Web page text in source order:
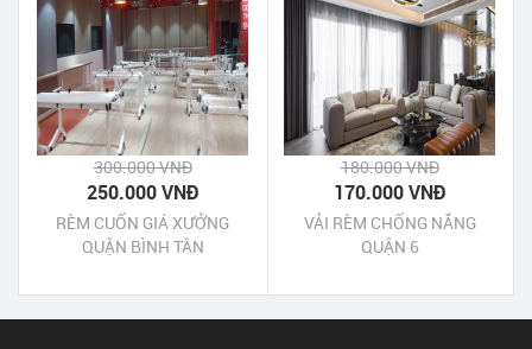
300.000 VNĐ
250.000 VNĐ
RÈM CUỐN GIÁ XƯỞNG
QUẬN BÌNH TÂN
180.000 VNĐ
170.000 VNĐ
VẢI RÈM CHỐNG NẮNG
QUẬN 6